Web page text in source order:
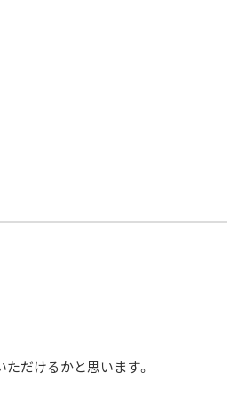
だけるかと思います。